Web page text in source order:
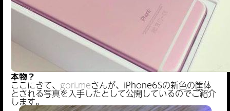
本物？
ここにきて、 gori.meさんが、iPhone6Sの新色の筐体
とされる写真を入手したとして公開しているのでご紹介
します。